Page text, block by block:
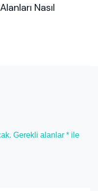
Nasıl
Gerekli alanlar * ile